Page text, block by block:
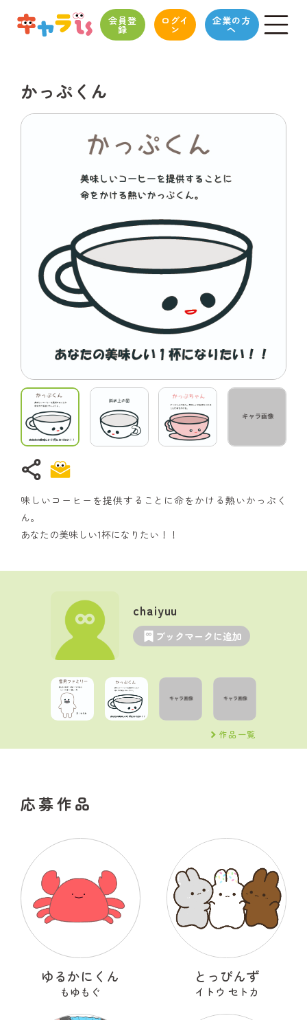
会員登
録
ログイ
ン
企業の方
へ
かっぷくん
share
味しいコーヒーを提供することに命をかける熱いかっぷく
ん。
あなたの美味しい1杯になりたい！！
chaiyuu
ブックマークに追加
作品一覧
応募作品
ゆるかにくん
もゆもぐ
とっぴんず
イトウ セトカ